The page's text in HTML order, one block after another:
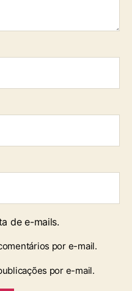
de e-mails.
por e-mail.
por e-mail.